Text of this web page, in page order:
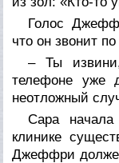
Голос
что он звонит
– Ты
телефоне уже
неотложный
Сара
клинике
Джеффри